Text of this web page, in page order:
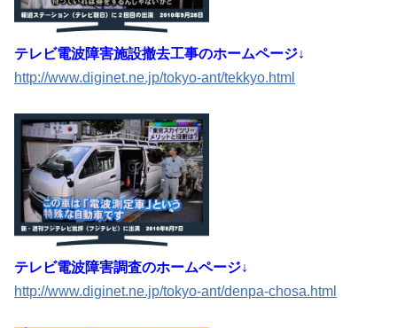
テレビ電波障害施設撤去工事のホームページ↓
http://www.diginet.ne.jp/tokyo-ant/tekkyo.html
テレビ電波障害調査のホームページ↓
http://www.diginet.ne.jp/tokyo-ant/denpa-chosa.html